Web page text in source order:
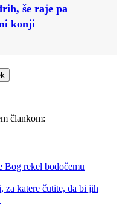
še raje pa
konji
člankom:
Bog rekel bodočemu
za katere čutite, da bi jih